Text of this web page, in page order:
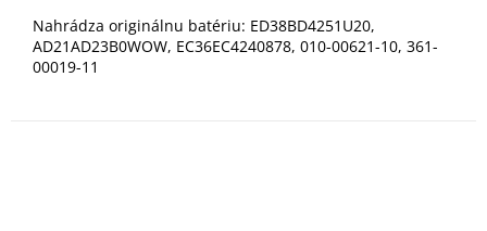
Nahrádza originálnu batériu: ED38BD4251U20,
AD21AD23B0WOW, EC36EC4240878, 010-00621-10, 361-
00019-11